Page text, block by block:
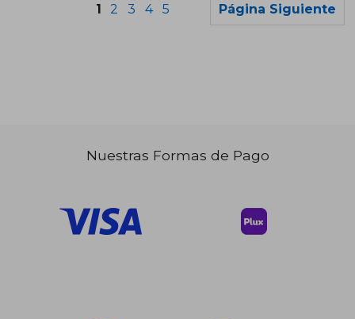
1 2 3 4 5 Página Siguiente
Nuestras Formas de Pago